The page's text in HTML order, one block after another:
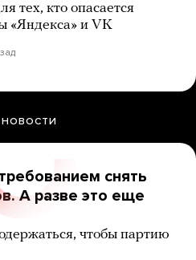
тех, кто опасается
«Яндекса» и VK
снять
А разве это еще
чтобы партию